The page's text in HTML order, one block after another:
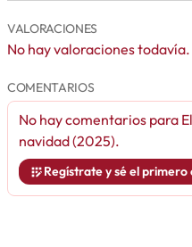
VALORACIONES
No hay valoraciones todavía.
COMENTARIOS
No hay comentarios para
navidad (2025).
Regístrate y sé el